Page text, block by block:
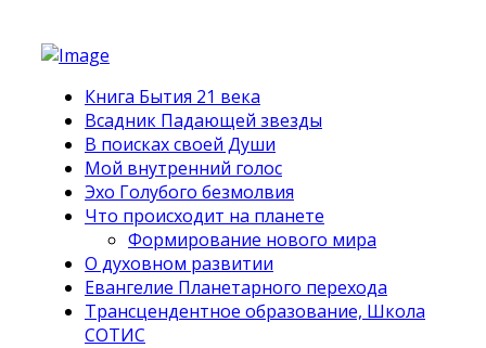
Книга Бытия 21 века
Всадник Падающей звезды
В поисках своей Души
Мой внутренний голос
Эхо Голубого безмолвия
Что происходит на планете
Формирование нового мира
О духовном развитии
Евангелие Планетарного перехода
Трансцендентное образование, Школа
СОТИС